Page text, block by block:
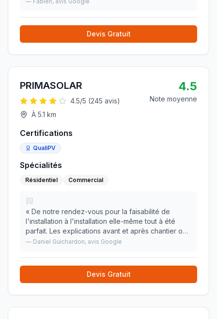
Devis Gratuit
PRIMASOLAR
4.5/5 (245 avis)
À 5.1 km
4.5
Note moyenne
Certifications
QualiPV
Spécialités
Résidentiel Commercial
« De notre rendez-vous pour la faisabilité de
l'installation à l'installation elle-même tout à été
parfait. Les explications avant et après chantier ont
été claires et précises. Les techniciens qui sont
— Daniel Guichardon, avis Google
Devis Gratuit